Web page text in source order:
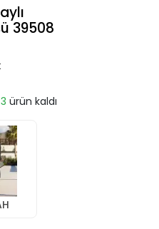
39508
3 ürün kaldı